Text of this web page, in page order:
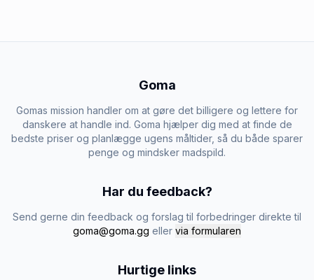
Goma
Gomas mission handler om at gøre det billigere og lettere for
danskere at handle ind. Goma hjælper dig med at finde de
bedste priser og planlægge ugens måltider, så du både sparer
penge og mindsker madspild.
Har du feedback?
Send gerne din feedback og forslag til forbedringer direkte til
goma@goma.gg eller via formularen
Hurtige links